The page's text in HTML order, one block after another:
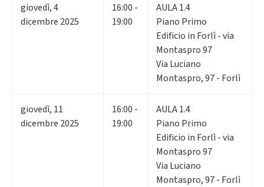
giovedì,4
dicembre 2025
16:00 -
19:00
AULA 1.4
Piano Primo
Edificio in Forlì - via
Montaspro 97
Via Luciano
Montaspro, 97 - Forlì
giovedì, 11
dicembre 2025
16:00 -
19:00
AULA 1.4
Piano Primo
Edificio in Forlì - via
Montaspro 97
Via Luciano
Montaspro, 97 - Forlì